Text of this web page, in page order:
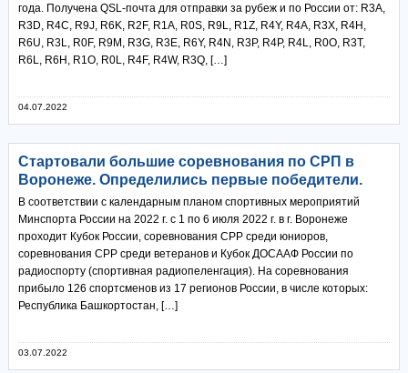
года. Получена QSL-почта для отправки за рубеж и по России от: R3A,
R3D, R4C, R9J, R6K, R2F, R1A, R0S, R9L, R1Z, R4Y, R4A, R3X, R4H,
R6U, R3L, R0F, R9M, R3G, R3E, R6Y, R4N, R3P, R4P, R4L, R0O, R3T,
R6L, R6H, R1O, R0L, R4F, R4W, R3Q, […]
04.07.2022
Стартовали большие соревнования по СРП в
Воронеже. Определились первые победители.
В соответствии с календарным планом спортивных мероприятий
Минспорта России на 2022 г. с 1 по 6 июля 2022 г. в г. Воронеже
проходит Кубок России, соревнования СРР среди юниоров,
соревнования СРР среди ветеранов и Кубок ДОСААФ России по
радиоспорту (спортивная радиопеленгация). На соревнования
прибыло 126 спортсменов из 17 регионов России, в числе которых:
Республика Башкортостан, […]
03.07.2022